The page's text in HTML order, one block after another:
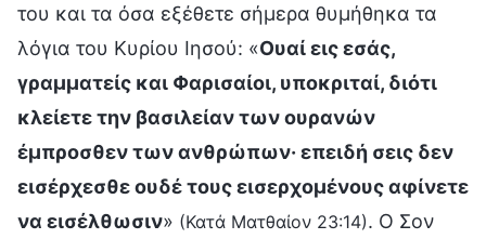
του και τα όσα εξέθετε σήμερα θυμήθηκα τα
λόγια του Κυρίου Ιησού: «Ουαί εις εσάς,
γραμματείς και Φαρισαίοι, υποκριταί, διότι
κλείετε την βασιλείαν των ουρανών
έμπροσθεν των ανθρώπων· επειδή σεις δεν
εισέρχεσθε ουδέ τους εισερχομένους αφίνετε
να εισέλθωσιν» (Κατά Ματθαίον 23:14). Ο Σον